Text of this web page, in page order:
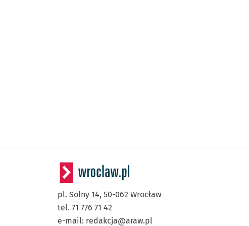
pl. Solny 14, 50-062 Wrocław
tel. 71 776 71 42
e-mail: redakcja@araw.pl